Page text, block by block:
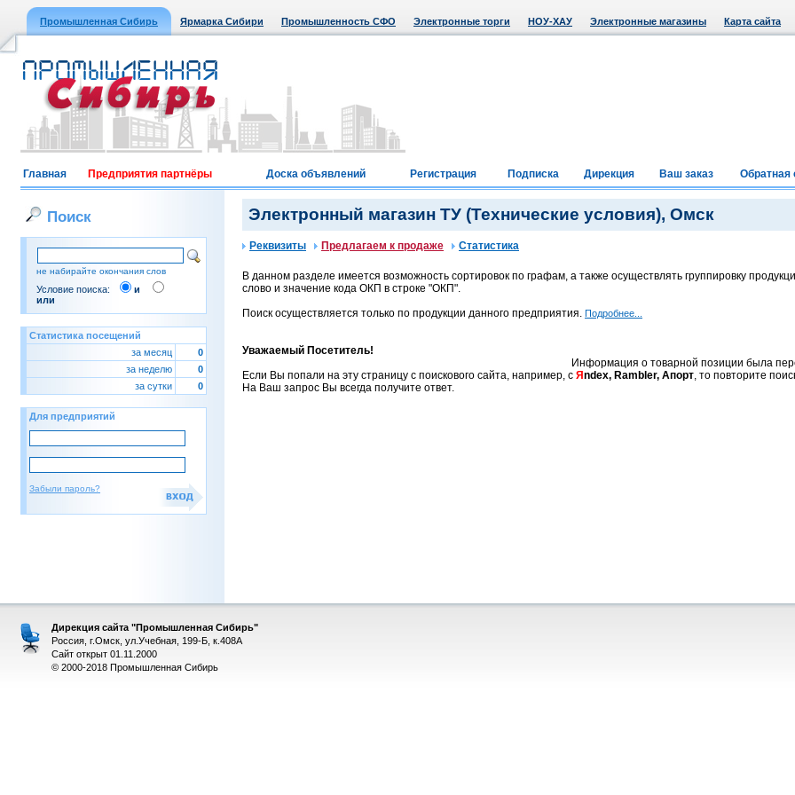
Промышленная Сибирь Ярмарка Сибири Промышленность СФО Электронные торги НОУ-ХАУ Электронные магазины Карта сайта
Главная Предприятия партнёры Доска объявлений Регистрация Подписка Дирекция Ваш заказ Обратная
Поиск
не набирайте окончания слов
Условие поиска:
и
или
Статистика посещений
за месяц
0
за неделю
0
за сутки
0
Для предприятий
Забыли пароль?
Электронный магазин ТУ (Технические условия), Омск
Реквизиты Предлагаем к продаже Статистика
В данном разделе имеется возможность сортировок по графам, а также осуществлять группировку
слово и значение кода ОКП в строке "ОКП".
Поиск осуществляется только по продукции данного предприятия. Подробнее...
Уважаемый Посетитель!
Информация о товарной позиции была
Если Вы попали на эту страницу с поискового сайта, например, с Я ndex, Rambler, Апорт, то повторите
На Ваш запрос Вы всегда получите ответ.
Дирекция сайта "Промышленная Сибирь"
Россия, г.Омск, ул.Учебная, 199-Б, к.408А
Сайт открыт 01.11.2000
© 2000-2018 Промышленная Сибирь